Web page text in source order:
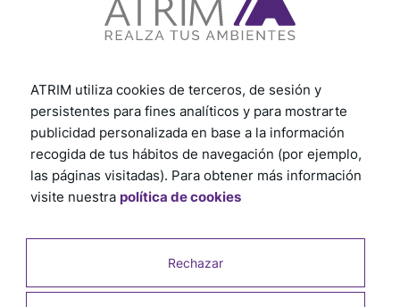
Productos relacionados
ATRIM utiliza cookies de terceros, de sesión y
persistentes para fines analíticos y para mostrarte
publicidad personalizada en base a la información
recogida de tus hábitos de navegación (por ejemplo,
las páginas visitadas). Para obtener más información
visite nuestra política de cookies
Rechazar